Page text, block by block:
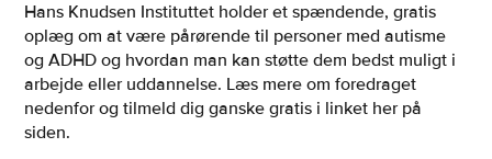
Hans Knudsen Instituttet holder et spændende, gratis
oplæg om at være pårørende til personer med autisme
og ADHD og hvordan man kan støtte dem bedst muligt i
arbejde eller uddannelse. Læs mere om foredraget
nedenfor og tilmeld dig ganske gratis i linket her på
siden.